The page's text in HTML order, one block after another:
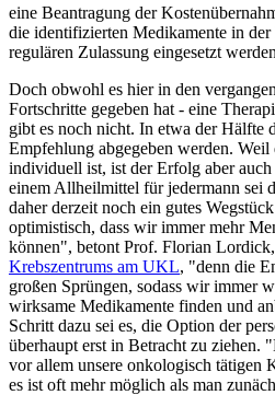
eine Beantragung der
die identifizierten Medikamente in der
regulären Zulassung eingesetzt
Doch obwohl es hier in den
Fortschritte gegeben hat - eine
gibt es noch nicht. In etwa der Hälfte
Empfehlung abgegeben werden.
individuell ist, ist der Erfolg aber
einem Allheilmittel für jedermann sei
daher derzeit noch ein gutes
optimistisch, dass wir immer mehr
können", betont Prof. Florian
Krebszentrums am UKL, "denn die
großen Sprüngen, sodass wir immer
wirksame Medikamente finden und
Schritt dazu sei es, die Option der
überhaupt erst in Betracht zu ziehen.
vor allem unsere onkologisch tätigen
es ist oft mehr möglich als man